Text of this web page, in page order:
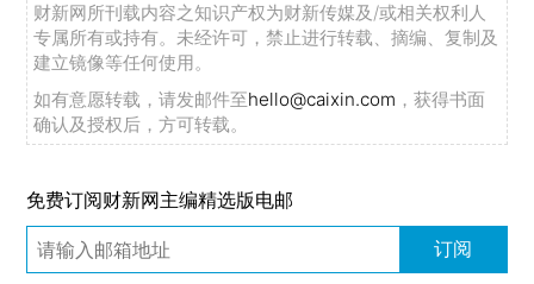
财新网所刊载内容之知识产权为财新传媒及/或相关权利人
专属所有或持有。未经许可，禁止进行转载、摘编、复制及
建立镜像等任何使用。
如有意愿转载，请发邮件至hello@caixin.com ，获得书面
确认及授权后，方可转载。
免费订阅财新网主编精选版电邮
订阅